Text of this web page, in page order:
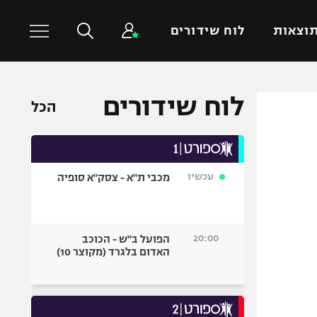
תוצאות לוח שידורים
כדורסל עולמי ענפים נוספים
כדורעף
אגרוף
UFC
היאבקות WWE
לוח שידורים הכל
עכשיו מכבי ת"א - צסק"א סופיה
20:00
הפועל ב"ש - הכוכב
האדום בלגרד (מקוצר 10)